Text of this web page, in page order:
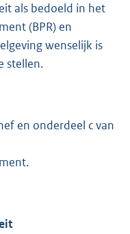
als bedoeld in het
(BPR) en
wenselijk is
stellen.
en onderdeel c van